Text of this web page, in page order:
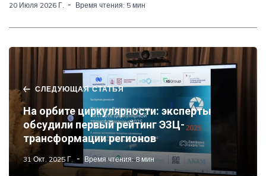
20 Июля 2026 Г. Время чтения: 5 мин
СЛЕДУЮЩАЯ СТАТЬЯ
На орбите циркулярности: эксперты
обсудили первый рейтинг ЭЗЦ-
трансформации регионов
31 Окт. 2025 Г. Время чтения: 8 мин